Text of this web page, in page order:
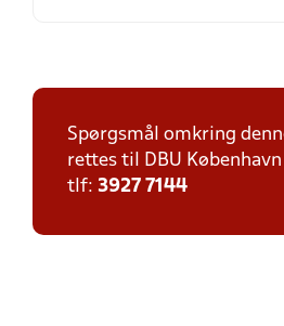
Spørgsmål omkring
rettes til DBU København
tlf: 3927 7144